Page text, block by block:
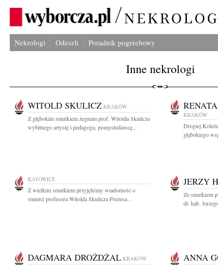
Nekrologi Odeszli Poradnik pogrzebowy
Inne nekrologi
WITOLD SKULICZ KRAKÓW
Z głębokim smutkiem żegnam prof. Witolda Skulicza
wybitnego artystę i pedagoga, pomysłodawcę...
KRAKÓW
Drogiej
głębokiego
KATOWICE
Z wielkim smutkiem przyjęliśmy wiadomość o
śmierci profesora Witolda Skulicza Prezesa...
JERZY
Ze smutkiem
dr. hab.
DAGMARA DROŻDŻAL KRAKÓW ANNA